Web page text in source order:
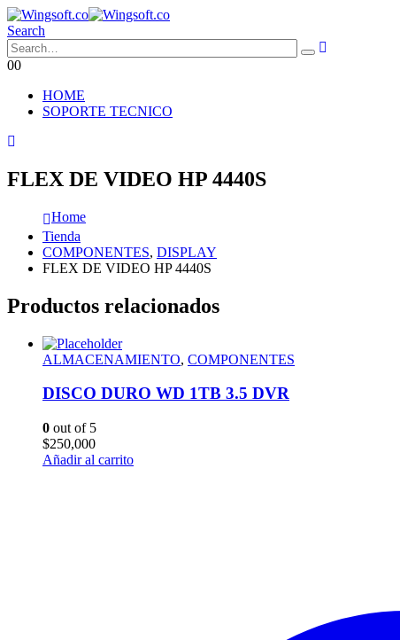
Search
00
HOME
SOPORTE TECNICO
FLEX DE VIDEO HP 4440S
Home
Tienda
COMPONENTES, DISPLAY
FLEX DE VIDEO HP 4440S
Productos relacionados
ALMACENAMIENTO, COMPONENTES
DISCO DURO WD 1TB 3.5 DVR
0 out of 5
$250,000
Añadir al carrito